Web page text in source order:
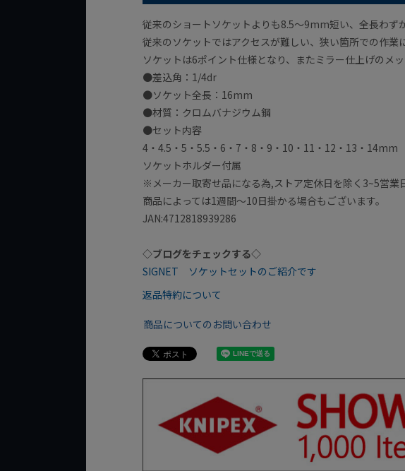
従来のショートソケットよりも8.5～9mm短い、全長わず
従来のソケットではアクセスが難しい、狭い箇所での作業
ソケットは6ポイント仕様となり、またミラー仕上げのメ
●差込角：1/4dr
●ソケット全長：16mm
●材質：クロムバナジウム鋼
●セット内容
4・4.5・5・5.5・6・7・8・9・10・11・12・13・14mm
ソケットホルダー付属
※メーカー取寄せ品になる為,ストア定休日を除く3~5営業
商品によっては1週間～10日掛かる場合もございます。
JAN:4712818939286
◇ブログをチェックする◇
SIGNET ソケットセットのご紹介です
返品特約について
商品についてのお問い合わせ